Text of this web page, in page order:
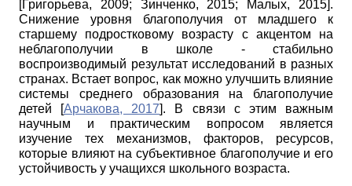
[Григорьева, 2009; Зинченко, 2015; Малых, 2015].
Снижение уровня благополучия от младшего к
старшему подростковому возрасту с акцентом на
неблагополучии в школе - стабильно
воспроизводимый результат исследований в разных
странах. Встает вопрос, как можно улучшить влияние
системы среднего образования на благополучие
детей
[Арчакова, 2017]. В связи с этим важным
научным и практическим вопросом является
изучение тех механизмов, факторов, ресурсов,
которые влияют на субъективное благополучие и его
устойчивость у учащихся школьного возраста.